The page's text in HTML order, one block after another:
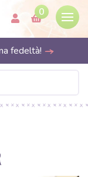
0
fedeltà!